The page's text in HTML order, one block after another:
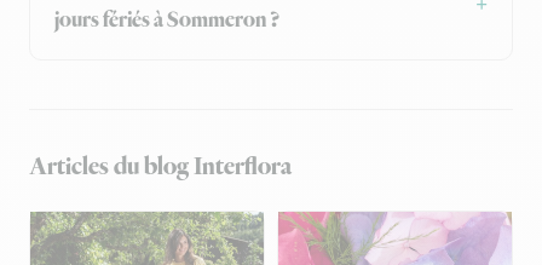
jours fériés à Sommeron ?
Articles du blog Interflora